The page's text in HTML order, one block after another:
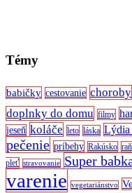
Témy
babičky cestovanie choroby
doplnky do domu filmy
jeseň koláče leto láska Lýdia
pečenie príbehy Rakúsko
pleť stravovanie Super
varenie vegetariánstvo